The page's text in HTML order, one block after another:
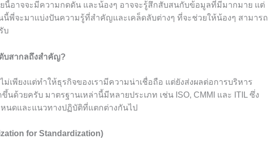
ยนี้อาจจะมีความกดดัน และน้องๆ อาจจะรู้สึกสับสนกับข้อมูลที่มีมากมาย แต่
นี้พี่จะมาแบ่งปันความรู้ที่สำคัญและเคล็ดลับต่างๆ ที่จะช่วยให้น้องๆ สามารถ
บ
บสากลถึงสำคัญ?
เพียงแต่ทำให้ธุรกิจของเรามีความน่าเชื่อถือ แต่ยังส่งผลต่อการบริหาร
ด้วยครับ มาตรฐานเหล่านี้มีหลายประเภท เช่น ISO, CMMI และ ITIL ซึ่ง
นดและแนวทางปฏิบัติที่แตกต่างกันไป
for Standardization)